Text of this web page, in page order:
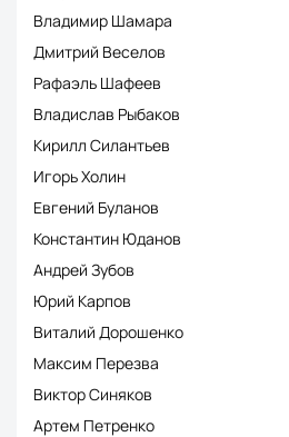
Владимир Шамара
Дмитрий Веселов
Рафаэль Шафеев
Владислав Рыбаков
Кирилл Силантьев
Игорь Холин
Евгений Буланов
Константин Юданов
Андрей Зубов
Юрий Карпов
Виталий Дорошенко
Максим Перезва
Виктор Синяков
Артем Петренко